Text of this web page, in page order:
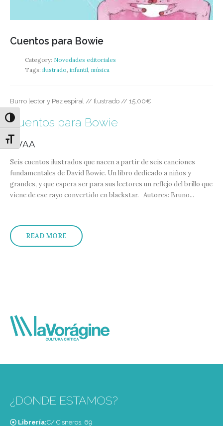
Alternar alto contraste
Alternar tamaño de letra
Cuentos para Bowie
Category: Novedades editoriales
Tags: ilustrado infantil música
Burro lector y Pez espiral // Ilustrado // 15,00€
Cuentos para Bowie
VVAA
Seis cuentos ilustrados que nacen a partir de seis canciones
fundamentales de David Bowie. Un libro dedicado a niños y
grandes, y que espera ser para sus lectores un reflejo del brillo que
viene de ese rayo convertido en blackstar. Autores: Bruno...
READ MORE
¿DONDE ESTAMOS?
Librería:C/ Cisneros, 69